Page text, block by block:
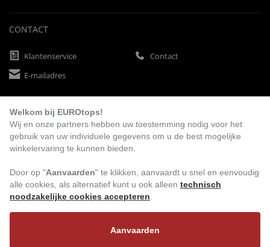
CONTACT
Klantenservice
Contact
E-mailadres
BETAALMETHODEN
BEZOEK ONS
Welkom bij EUROtops!
Wij en onze partners hebben uw toestemming nodig voor het
gebruik van uw individuele gegevens om u de best mogelijke
winkelervaring te kunnen bieden.
Door op "Aanvaarden" te klikken, aanvaardt u snel en eenvoudig
alle cookies, als alternatief kunt u ook alleen technisch
noodzakelijke cookies accepteren
Aanvaarden